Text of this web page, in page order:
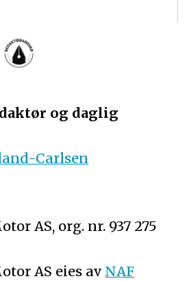
og daglig
Carlsen
AS, org. nr. 937 275
AS eies av NAF